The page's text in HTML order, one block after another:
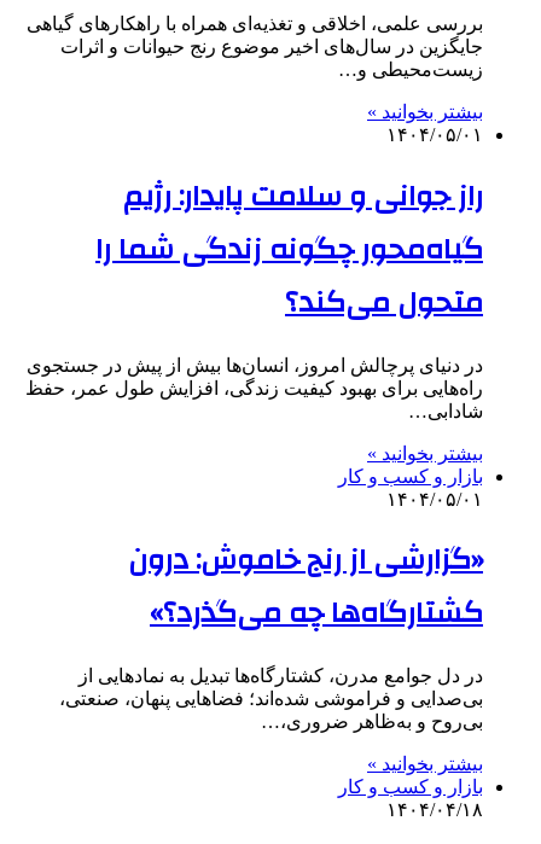
بررسی علمی، اخلاقی و تغذیه‌ای همراه با راهکارهای گیاهی
جایگزین در سال‌های اخیر موضوع رنج حیوانات و اثرات
زیست‌محیطی و…
بیشتر بخوانید »
۱۴۰۴/۰۵/۰۱
راز جوانی و سلامت پایدار: رژیم
گیاه‌محور چگونه زندگی شما را
متحول می‌کند؟
در دنیای پرچالش امروز، انسان‌ها بیش از پیش در جستجوی
راه‌هایی برای بهبود کیفیت زندگی، افزایش طول عمر، حفظ
شادابی…
بیشتر بخوانید »
بازار و کسب و کار
۱۴۰۴/۰۵/۰۱
«گزارشی از رنج خاموش: درون
کشتارگاه‌ها چه می‌گذرد؟»
در دل جوامع مدرن، کشتارگاه‌ها تبدیل به نمادهایی از
بی‌صدایی و فراموشی شده‌اند؛ فضاهایی پنهان، صنعتی،
بی‌روح و به‌ظاهر ضروری،…
بیشتر بخوانید »
بازار و کسب و کار
۱۴۰۴/۰۴/۱۸